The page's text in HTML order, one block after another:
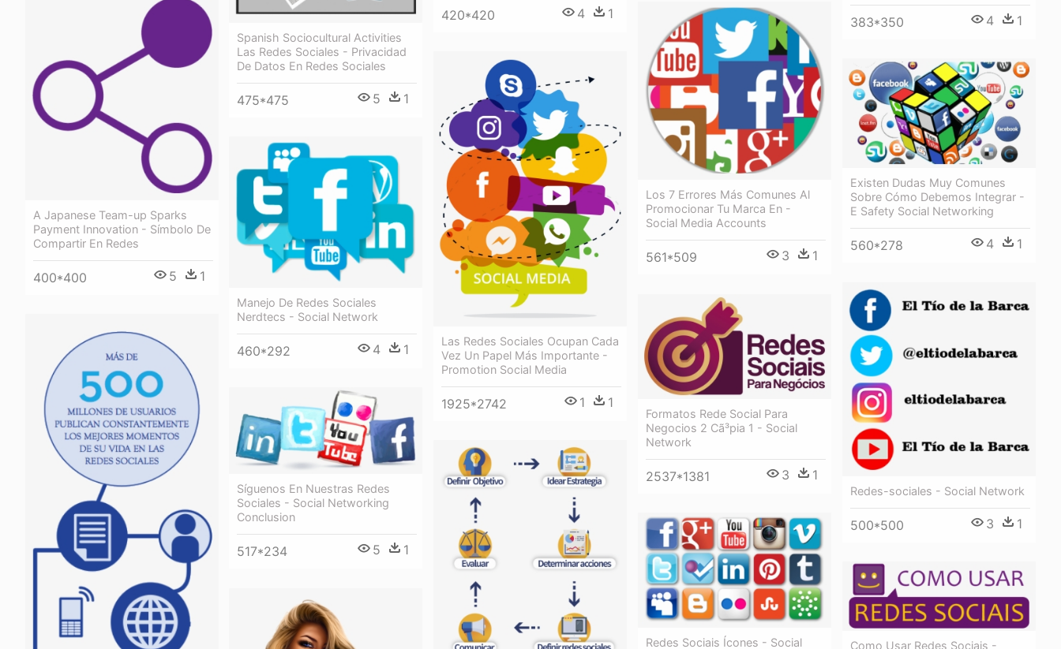
Spanish Sociocultural Activities
Las Redes Sociales - Privacidad
De Datos En Redes Sociales
475*475 5 1
420*420 4 1
383*350 4 1
A Japanese Team-up Sparks
Payment Innovation - Símbolo De
Compartir En Redes
400*400 5 1
Los 7 Errores Más Comunes Al
Promocionar Tu Marca En -
Social Media Accounts
561*509 3 1
Las Redes Sociales Ocupan Cada
Vez Un Papel Más Importante -
Promotion Social Media
1925*2742 1 1
Existen Dudas Muy Comunes
Sobre Cómo Debemos Integrar -
E Safety Social Networking
560*278 4 1
Manejo De Redes Sociales
Nerdtecs - Social Network
460*292 4 1
Redes-sociales - Social Network
500*500 3 1
Formatos Rede Social Para
Negocios 2 Cã³pia 1 - Social
Network
2537*1381 3 1
Síguenos En Nuestras Redes
Sociales - Social Networking
Conclusion
517*234 5 1
Redes Sociais Ícones - Social
Como Usar Redes Sociais -